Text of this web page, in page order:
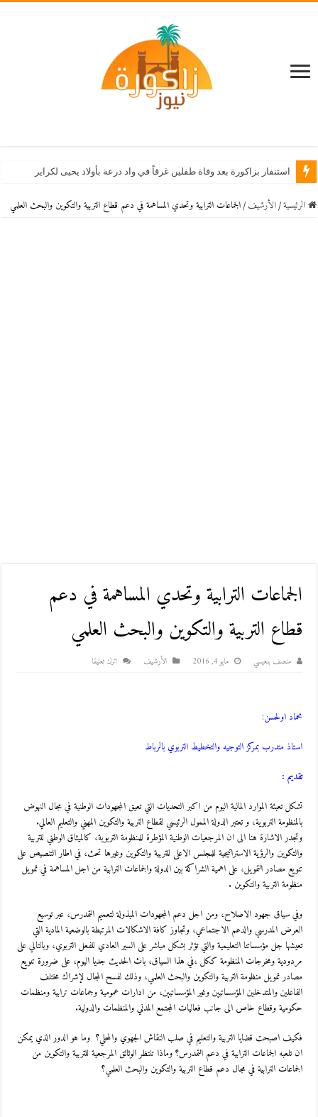
بقوة 4.8 على سلم ر
الرئيسية / اﻷرشيف / الجماعات الترابية وتحدي المساهمة في دعم قطاع التربية والتكوين والبحث العلمي
الجماعات الترابية وتحدي المساهمة في دعم
قطاع التربية والتكوين والبحث العلمي
منصف بنعيسي مايو 4, 2016 اﻷرشيف اترك تعليقا
محماد اولحسن:
استاذ متدرب بمركز التوجيه والتخطيط التربوي بالرباط
تقديم :
تشكل تعبئة الموارد المالية اليوم من اكبر التحديات التي تعيق المجهودات الوطنية في مجال النهوض
بالمنظومة التربوية، و تعتبر الدولة الممول الرئيسي لقطاع التربية والتكوين المهني والتعليم العالي.
وتجدر الاشارة هنا الى ان المرجعيات الوطنية المؤطرة للمنظومة التربوية، كالميثاق الوطني للتربية
والتكوين والرؤية الاستراتيجية للمجلس الاعلى للتربية والتكوين وغيرها تحث، في اطار التنصيص على
تنويع مصادر التمويل، على اهمية الشراكة بين الدولة والجماعات الترابية من اجل المساهمة في تمويل
منظومة التربية والتكوين .
وفي سياق جهود الاصلاح، ومن اجل دعم المجهودات المبذولة لتعميم التمدرس، عبر توسيع
العرض المدرسي والدعم الاجتماعي، وتجاوز كافة الاشكالات المرتبطة بالوضعية المادية التي
تعيشها جل مؤسساتنا التعليمية والتي تؤثر بشكل مباشر على السير العادي للفعل التربوي، وبالتالي على
مردودية ومخرجات المنظومة ككل ،في هذا السياق، باث الحديث جديا اليوم، على ضرورة تنويع
مصادر تمويل منظومة التربية والتكوين والبحث العلمي، وذلك لفسح المجال لإشراك مختلف
الفاعلين والمتدخلين المؤسساتيين وغير المؤسساتيين، من ادارات عمومية وجماعات ترابية ومنظمات
حكومية وقطاع خاص الى جانب فعاليات المجتمع المدني والمنظمات والدولية.
فكيف اصبحت قضايا التربية والتعليم في صلب النقاش الجهوي والمحلي؟ وما هو الدور الذي يمكن
ان تلعبه الجماعات الترابية في دعم التمدرس؟ وماذا تنتظر الوثائق المرجعية للتربية والتكوين من
الجماعات الترابية في مجال دعم قطاع التربية والتكوين والبحث العلمي؟